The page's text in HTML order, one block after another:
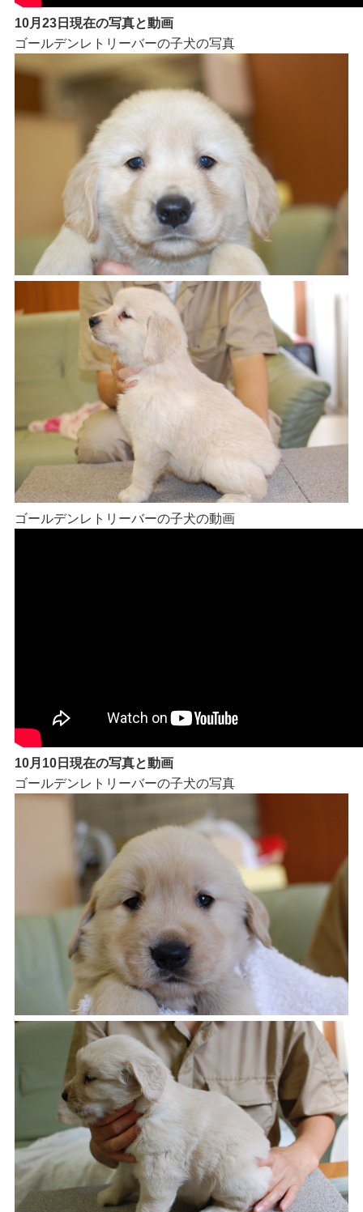
10月23日現在の写真と動画
ゴールデンレトリーバーの子犬の写真
ゴールデンレトリーバーの子犬の動画
10月10日現在の写真と動画
ゴールデンレトリーバーの子犬の写真